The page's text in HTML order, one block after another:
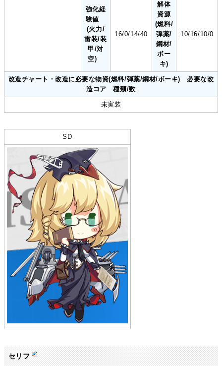
強化経
験値
(火力/
雷装/装
甲/対
空)
16/0/14/40
解体
資源
(燃料/
弾薬/
鋼材/
ボー
キ)
10/16/10/0
改造チャート・改造に必要な物資(燃料/弾薬/鋼材/ボーキ) 必要な改
造コア 種類/数
未実装
SD
セリフ